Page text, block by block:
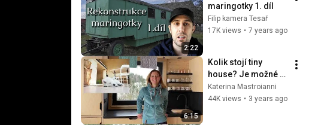
2:22
maringotky 1. díl
Filip kamera Tesař
17K views • 7 years ago
6:15
Kolik stojí tiny
house? Je možné
postavit domek za
půl milionu?
Katerina Mastroianni
44K views • 3 years ago